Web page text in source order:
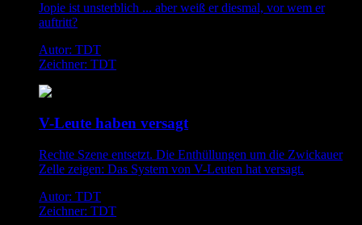
Jopie ist unsterblich ... aber weiß er diesmal, vor wem er
auftritt?
Autor: TDT
Zeichner: TDT
V-Leute haben versagt
Rechte Szene entsetzt. Die Enthüllungen um die Zwickauer
Zelle zeigen: Das System von V-Leuten hat versagt.
Autor: TDT
Zeichner: TDT